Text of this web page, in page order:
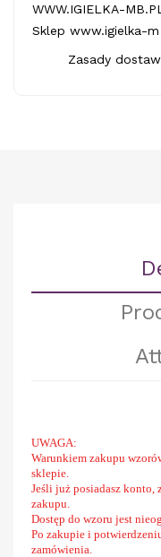
WWW.IGIELKA-
Sklep www.igielka-m
Zasady
UWAGA:
Warunkiem zakupu
sklepie.
Jeśli już posiadasz konto,
zakupu.
Dostęp do wzoru jest
Po zakupie i
zamówienia.